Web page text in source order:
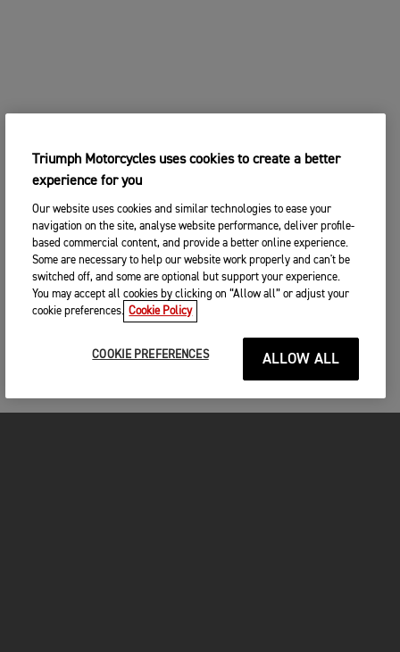
Triumph Motorcycles uses cookies to create a better
experience for you
Our website uses cookies and similar technologies to ease your
navigation on the site, analyse website performance, deliver profile-
based commercial content, and provide a better online experience.
Some are necessary to help our website work properly and can't be
switched off, and some are optional but support your experience.
You may accept all cookies by clicking on “Allow all” or adjust your
cookie preferences. Cookie Policy
COOKIE PREFERENCES ALLOW ALL